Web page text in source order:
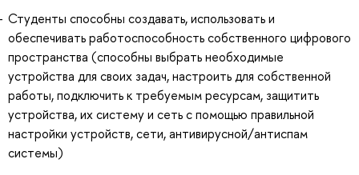
Студенты способны создавать, использовать и
обеспечивать работоспособность собственного цифрового
пространства (способны выбрать необходимые
устройства для своих задач, настроить для собственной
работы, подключить к требуемым ресурсам, защитить
устройства, их систему и сеть с помощью правильной
настройки устройств, сети, антивирусной/антиспам
системы)